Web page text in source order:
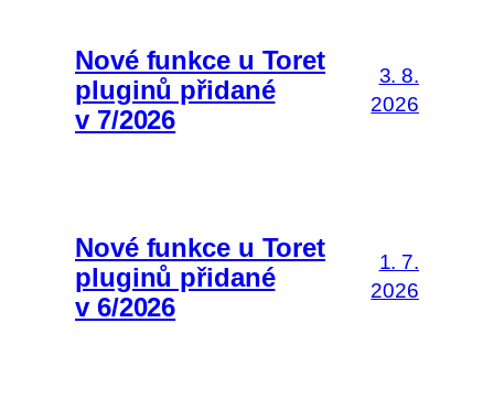
Nové funkce u Toret
pluginů přidané
v 7/2026
3. 8.
2026
Nové funkce u Toret
pluginů přidané
v 6/2026
1. 7.
2026